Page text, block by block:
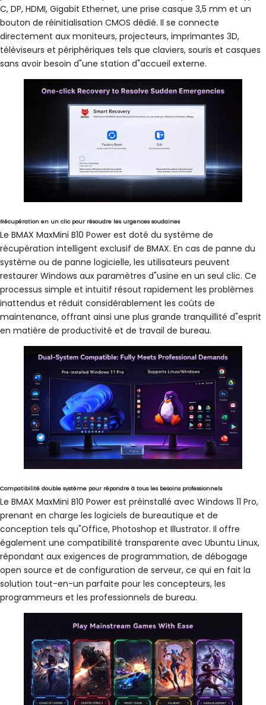
C, DP, HDMI, Gigabit Ethernet, une prise casque 3,5 mm et un
bouton de réinitialisation CMOS dédié. Il se connecte
directement aux moniteurs, projecteurs, imprimantes 3D,
téléviseurs et périphériques tels que claviers, souris et casques
sans avoir besoin d"une station d"accueil externe.
Récupération en un clic pour résoudre les urgences soudaines
Le BMAX MaxMini B10 Power est doté du système de
récupération intelligent exclusif de BMAX. En cas de panne du
système ou de panne logicielle, les utilisateurs peuvent
restaurer Windows aux paramètres d"usine en un seul clic. Ce
processus simple et intuitif résout rapidement les problèmes
inattendus et réduit considérablement les coûts de
maintenance, offrant ainsi une plus grande tranquillité d"esprit
en matière de productivité et de travail de bureau.
Compatibilité double système pour répondre à tous les besoins professionnels
Le BMAX MaxMini B10 Power est préinstallé avec Windows 11 Pro,
prenant en charge les logiciels de bureautique et de
conception tels qu"Office, Photoshop et Illustrator. Il offre
également une compatibilité transparente avec Ubuntu Linux,
répondant aux exigences de programmation, de débogage
open source et de configuration de serveur, ce qui en fait la
solution tout-en-un parfaite pour les concepteurs, les
programmeurs et les professionnels de bureau.